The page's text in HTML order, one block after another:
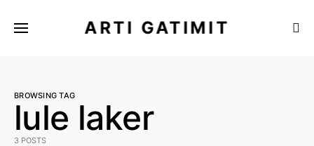
ARTI GATIMIT
BROWSING TAG
lule laker
3 POSTS